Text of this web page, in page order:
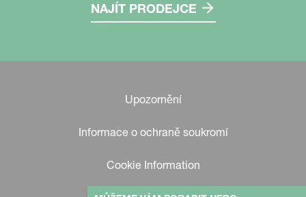
NAJÍT PRODEJCE
Upozornění
Informace o ochraně soukromí
Cookie Information